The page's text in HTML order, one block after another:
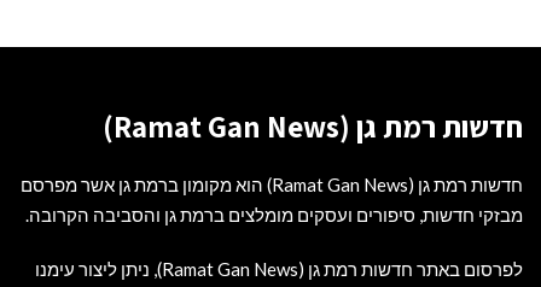
חדשות רמת גן (Ramat Gan News)
חדשות רמת גן (Ramat Gan News) הוא מקומון ברמת גן אשר מפרסם
מבזקי חדשות, סיפורים ועסקים מומלצים ברמת גן והסביבה הקרובה.
לפרסום באתר חדשות רמת גן (Ramat Gan News), ניתן ליצור עימנו